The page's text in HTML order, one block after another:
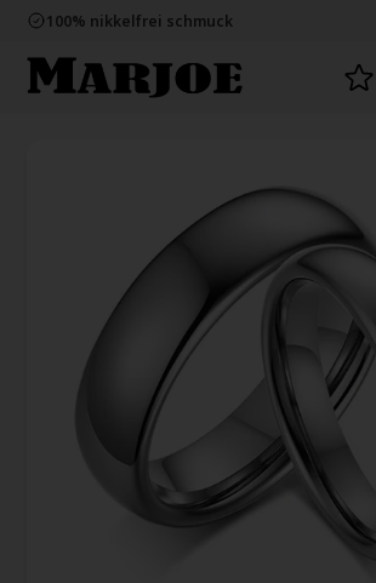
100% nikkelfrei schmuck
60 Tage Rückgabe
E-mark webshop
100% nikkelfrei schmuck